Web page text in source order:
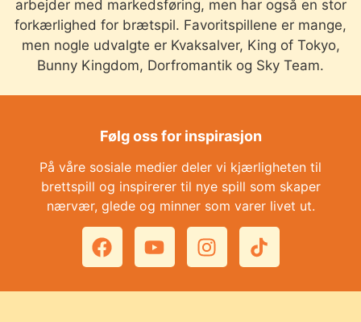
arbejder med markedsføring, men har også en stor
forkærlighed for brætspil. Favoritspillene er mange,
men nogle udvalgte er Kvaksalver, King of Tokyo,
Bunny Kingdom, Dorfromantik og Sky Team.
Følg oss for inspirasjon
På våre sosiale medier deler vi kjærligheten til
brettspill og inspirerer til nye spill som skaper
nærvær, glede og minner som varer livet ut.